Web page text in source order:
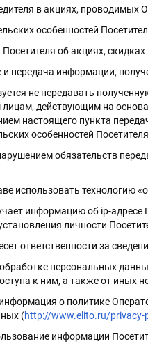
в акциях, проводимых
особенностей
об акциях,
и передача информации,
не передавать
лицам, действующим на
настоящего пункта
особенностей
обязательств
использовать технологию
информацию об ip-адресе
личности
ответственности за
персональных
к ним, а также от иных
о политике
(http://www.elito.ru/privacy-
информации